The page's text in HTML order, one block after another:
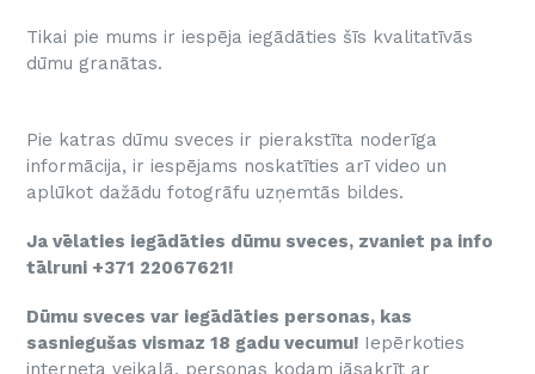
Tikai pie mums ir iespēja iegādāties šīs kvalitatīvās
dūmu granātas.
Pie katras dūmu sveces ir pierakstīta noderīga
informācija, ir iespējams noskatīties arī video un
aplūkot dažādu fotogrāfu uzņemtās bildes.
Ja vēlaties iegādāties dūmu sveces, zvaniet pa info
tālruni +371 22067621!
Dūmu sveces var iegādāties personas, kas
sasniegušas vismaz 18 gadu vecumu! Iepērkoties